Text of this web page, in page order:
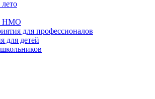
лето
НМО
для профессионалов
для детей